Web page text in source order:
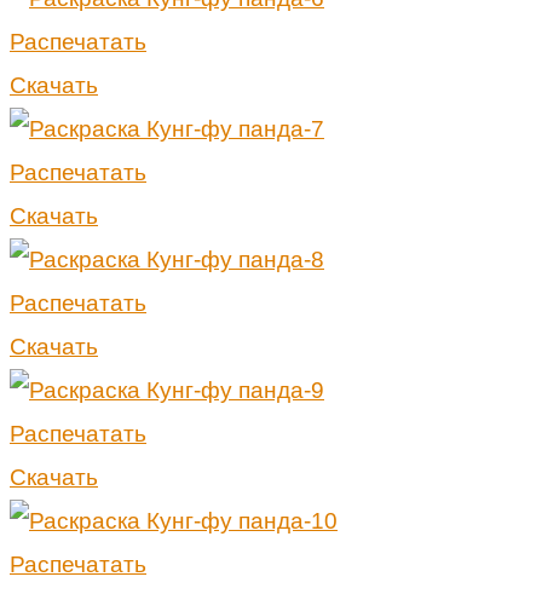
Распечатать
Скачать
Распечатать
Скачать
Распечатать
Скачать
Распечатать
Скачать
Распечатать